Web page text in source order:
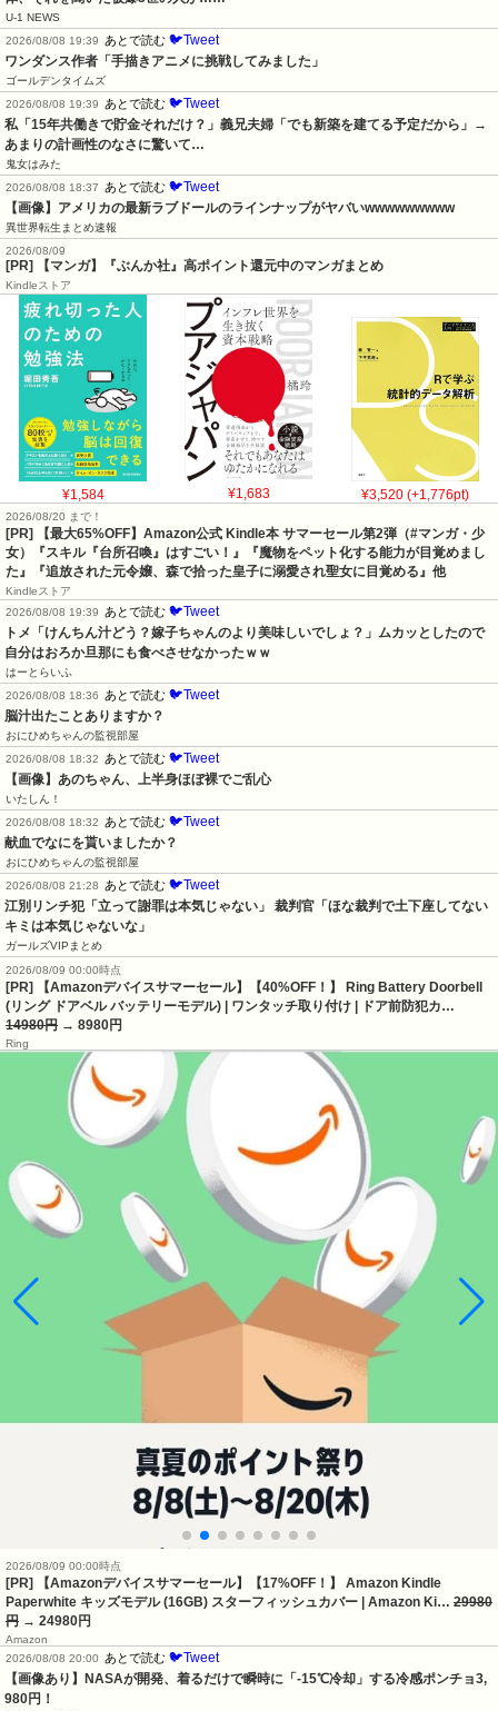
U-1 NEWS
2026/08/08 19:39
あとで読む 🐦Tweet
ワンダンス作者「手描きアニメに挑戦してみました」
ゴールデンタイムズ
2026/08/08 19:39
あとで読む 🐦Tweet
私「15年共働きで貯金それだけ？」義兄夫婦「でも新築を建てる予定だから」→
あまりの計画性のなさに驚いて…
鬼女はみた
2026/08/08 18:37
あとで読む 🐦Tweet
【画像】アメリカの最新ラブドールのラインナップがヤバいwwwwwwwww
異世界転生まとめ速報
2026/08/09
[PR] 【マンガ】『ぶんか社』高ポイント還元中のマンガまとめ
Kindleストア
¥1,584 ¥1,683 ¥3,520 (+1,776pt)
2026/08/20 まで！
[PR]
【最大65%OFF】Amazon公式 Kindle本 サマーセール第2弾（#マンガ・少
女）『スキル『台所召喚』はすごい！』『魔物をペット化する能力が目覚めまし
た』『追放された元令嬢、森で拾った皇子に溺愛され聖女に目覚める』他
Kindleストア
2026/08/08 19:39
あとで読む 🐦Tweet
トメ「けんちん汁どう？嫁子ちゃんのより美味しいでしょ？」ムカッとしたので
自分はおろか旦那にも食べさせなかったｗｗ
はーとらいふ
2026/08/08 18:36
あとで読む 🐦Tweet
脳汁出たことありますか？
おにひめちゃんの監視部屋
2026/08/08 18:32
あとで読む 🐦Tweet
【画像】あのちゃん、上半身ほぼ裸でご乱心
いたしん！
2026/08/08 18:32
あとで読む 🐦Tweet
献血でなにを貰いましたか？
おにひめちゃんの監視部屋
2026/08/08 21:28
あとで読む 🐦Tweet
江別リンチ犯「立って謝罪は本気じゃない」 裁判官「ほな裁判で土下座してない
キミは本気じゃないな」
ガールズVIPまとめ
2026/08/09 00:00時点
[PR] 【Amazonデバイスサマーセール】【40%OFF！】 Ring Battery Doorbell
(リング ドアベル バッテリーモデル) | ワンタッチ取り付け | ドア前防犯カ…
14980円 → 8980円
Ring
2026/08/09 00:00時点
[PR] 【Amazonデバイスサマーセール】【17%OFF！】 Amazon Kindle
Paperwhite キッズモデル (16GB) スターフィッシュカバー | Amazon Ki… 29980
円 → 24980円
Amazon
2026/08/08 20:00
あとで読む 🐦Tweet
【画像あり】NASAが開発、着るだけで瞬時に「-15℃冷却」する冷感ポンチョ3,
980円！